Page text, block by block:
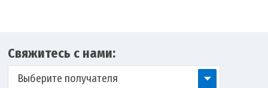
Свяжитесь с нами:
Выберите получателя